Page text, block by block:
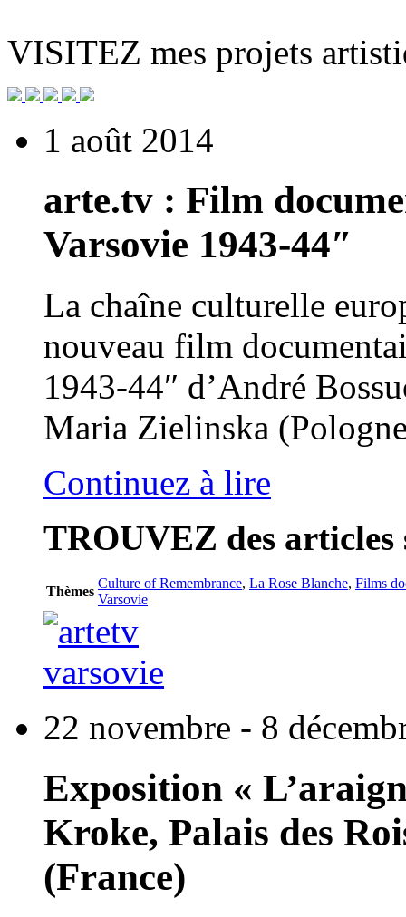
VISITEZ mes projets
1 août 2014
arte.tv : Film
Varsovie 1943-44″
La chaîne culturelle
nouveau film
1943-44″ d’André
Maria Zielinska
Continuez à lire
TROUVEZ des
Thèmes
Culture of Remembrance, La Rose Blanche, Films
Varsovie
22 novembre - 8
Exposition «
Kroke, Palais des
(France)